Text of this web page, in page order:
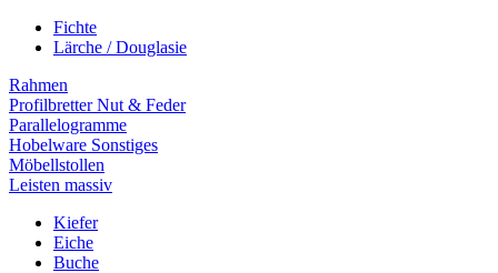
Fichte
Lärche / Douglasie
Rahmen
Profilbretter Nut & Feder
Parallelogramme
Hobelware Sonstiges
Möbellstollen
Leisten massiv
Kiefer
Eiche
Buche